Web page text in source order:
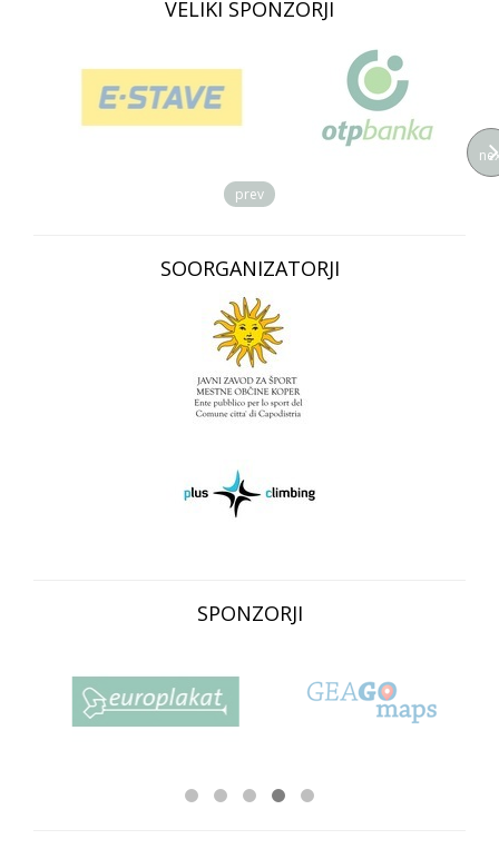
VELIKI SPONZORJI
prev
SOORGANIZATORJI
SPONZORJI